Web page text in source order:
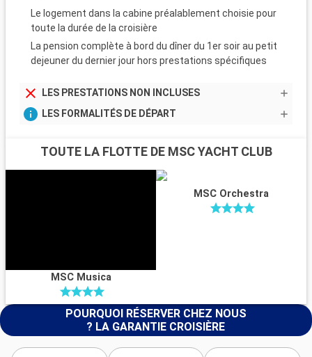
Le logement dans la cabine préalablement choisie pour
toute la durée de la croisière
La pension complète à bord du dîner du 1er soir au petit
dejeuner du dernier jour hors prestations spécifiques
LES PRESTATIONS NON INCLUSES
LES FORMALITÉS DE DÉPART
TOUTE LA FLOTTE DE MSC YACHT CLUB
MSC Musica
MSC Orchestra
POURQUOI RÉSERVER CHEZ NOUS
? LA GARANTIE CROISIÈRE